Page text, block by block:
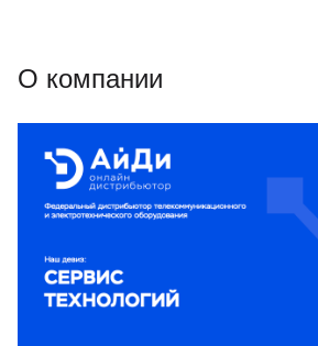
О компании